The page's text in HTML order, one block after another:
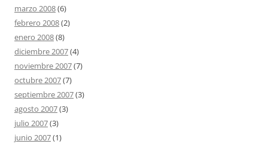
marzo 2008(6)
febrero 2008(2)
enero 2008(8)
diciembre 2007(4)
noviembre 2007(7)
octubre 2007(7)
septiembre 2007(3)
agosto 2007(3)
julio 2007(3)
junio 2007(1)